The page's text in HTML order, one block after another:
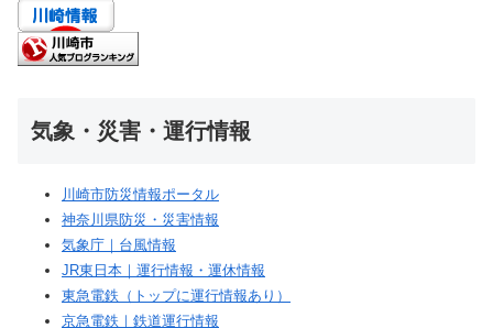
気象・災害・運行情報
川崎市防災情報ポータル
神奈川県防災・災害情報
気象庁｜台風情報
JR東日本｜運行情報・運休情報
東急電鉄（トップに運行情報あり）
京急電鉄｜鉄道運行情報